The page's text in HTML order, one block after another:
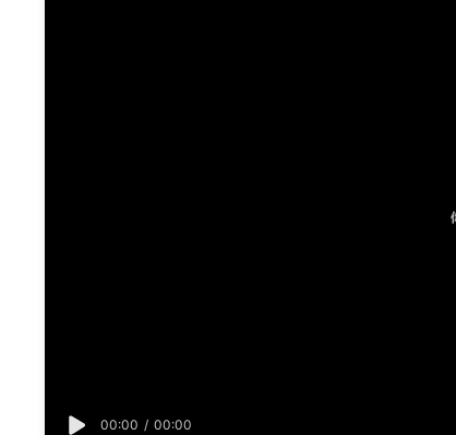
00:00 / 00:00